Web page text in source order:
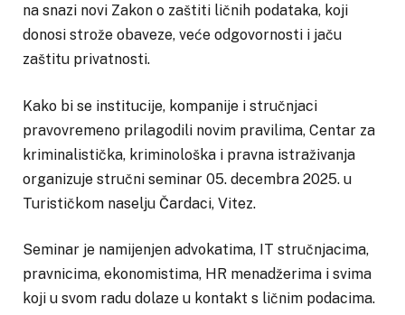
na snazi novi Zakon o zaštiti ličnih podataka, koji
donosi strože obaveze, veće odgovornosti i jaču
zaštitu privatnosti.
Kako bi se institucije, kompanije i stručnjaci
pravovremeno prilagodili novim pravilima, Centar za
kriminalistička, kriminološka i pravna istraživanja
organizuje stručni seminar 05. decembra 2025. u
Turističkom naselju Čardaci, Vitez.
Seminar je namijenjen advokatima, IT stručnjacima,
pravnicima, ekonomistima, HR menadžerima i svima
koji u svom radu dolaze u kontakt s ličnim podacima.